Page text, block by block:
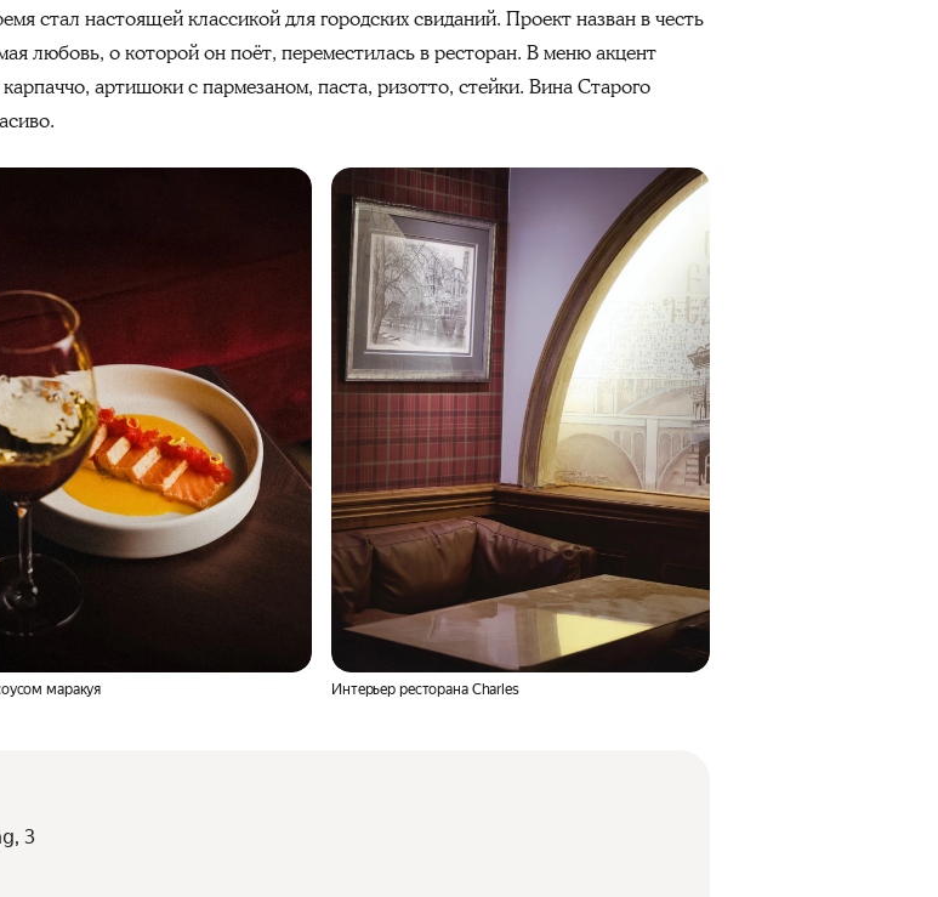
стал настоящей классикой для городских свиданий. Проект назван в честь
любовь, о которой он поёт, переместилась в ресторан. В меню акцент
артишоки с пармезаном, паста, ризотто, стейки. Вина Старого
маракуя Интерьер ресторана Charles
3